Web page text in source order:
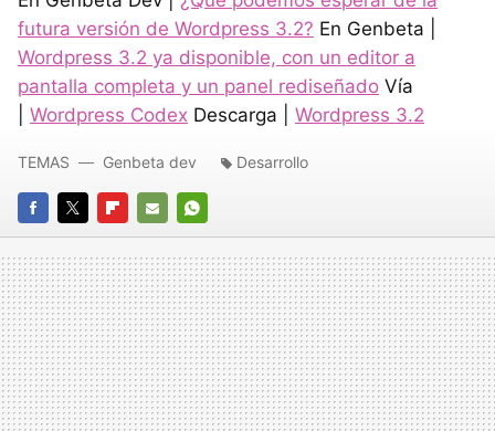
futura versión de Wordpress 3.2? En Genbeta |
Wordpress 3.2 ya disponible, con un editor a
pantalla completa y un panel rediseñado Vía
Wordpress Codex Descarga | Wordpress 3.2
FACEBOOK
TWITTERFLIPBOARD
E-
MAIL
WHATSAPP
TEMAS Genbeta dev Desarrollo